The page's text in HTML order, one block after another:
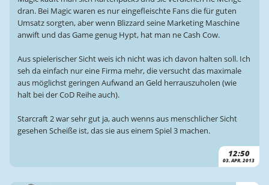
12:50
03. APR. 2013
dran. Bei Magic waren es nur eingefleischte Fans die für guten
Umsatz sorgten, aber wenn Blizzard seine Marketing Maschine
anwift und das Game genug Hypt, hat man ne Cash Cow.
Aus spielerischer Sicht weis ich nicht was ich davon halten soll. Ich
seh da einfach nur eine Firma mehr, die versucht das maximale
aus möglichst geringen Aufwand an Geld herrauszuholen (wie
halt bei der CoD Reihe auch).
Starcraft 2 war sehr gut ja, auch wenns aus menschlicher Sicht
gesehen Scheiße ist, das sie aus einem Spiel 3 machen.